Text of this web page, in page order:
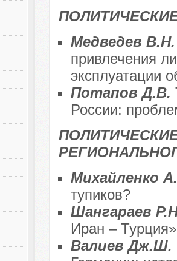
Медведев
привлечения
эксплуатации
Потапов Д.В.
России:
Михайленко
тупиков?
Шангараев
Иран –
Валиев Дж.Ш.